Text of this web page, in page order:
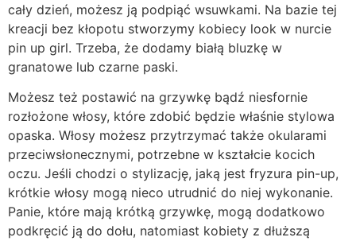
cały dzień, możesz ją podpiąć wsuwkami. Na bazie tej
kreacji bez kłopotu stworzymy kobiecy look w nurcie
pin up girl. Trzeba, że dodamy białą bluzkę w
granatowe lub czarne paski.
Możesz też postawić na grzywkę bądź niesfornie
rozłożone włosy, które zdobić będzie właśnie stylowa
opaska. Włosy możesz przytrzymać także okularami
przeciwsłonecznymi, potrzebne w kształcie kocich
oczu. Jeśli chodzi o stylizację, jaką jest fryzura pin-up,
krótkie włosy mogą nieco utrudnić do niej wykonanie.
Panie, które mają krótką grzywkę, mogą dodatkowo
podkręcić ją do dołu, natomiast kobiety z dłuższą